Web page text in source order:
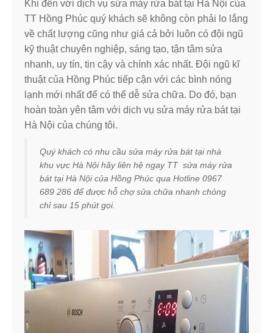
Khi đến với dịch vụ sửa máy rửa bát tại Hà Nội của
TT Hồng Phúc quý khách sẽ không còn phải lo lắng
về chất lượng cũng như giá cả bởi luôn có đội ngũ
kỹ thuật chuyên nghiệp, sáng tạo, tận tâm sửa
nhanh, uy tín, tin cậy và chính xác nhất. Đội ngũ kĩ
thuật của Hồng Phúc tiếp cận với các bình nóng
lạnh mới nhất để có thể dễ sửa chữa. Do đó, bạn
hoàn toàn yên tâm với dịch vụ sửa máy rửa bát tại
Hà Nội của chúng tôi.
Quý khách có nhu cầu sửa máy rửa bát tại nhà
khu vực Hà Nội hãy liên hệ ngay TT sửa máy rửa
bát tại Hà Nội của Hồng Phúc qua Hotline 0967
689 286 để được hỗ chợ sửa chữa nhanh chóng
chỉ sau 15 phút gọi.